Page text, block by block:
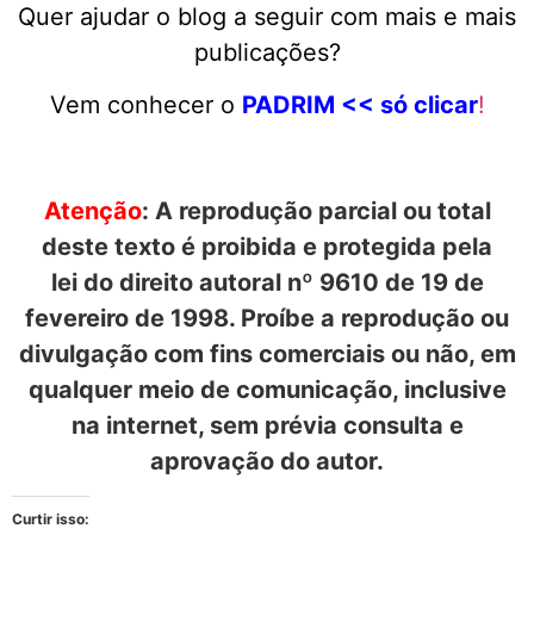
Quer ajudar o blog a seguir com mais e mais
publicações?
Vem conhecer o PADRIM << só clicar!
Atenção: A reprodução parcial ou total
deste texto é proibida e protegida pela
lei do direito autoral nº 9610 de 19 de
fevereiro de 1998. Proíbe a reprodução ou
divulgação com fins comerciais ou não, em
qualquer meio de comunicação, inclusive
na internet, sem prévia consulta e
aprovação do autor.
Curtir isso: